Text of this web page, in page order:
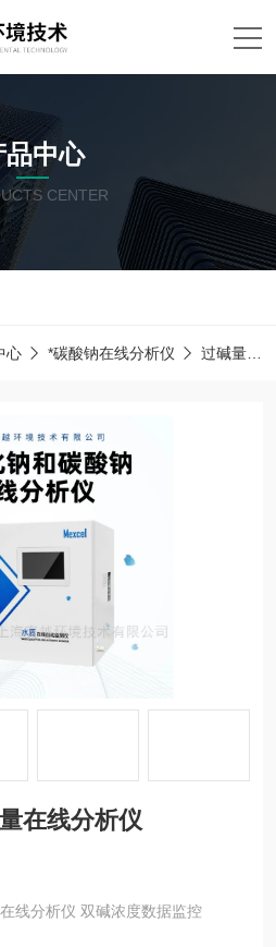
品中心
CENTER
心 *碳酸钠在线分析仪 过碱量水质分析仪
在线分析仪
线分析仪 双碱浓度数据监控